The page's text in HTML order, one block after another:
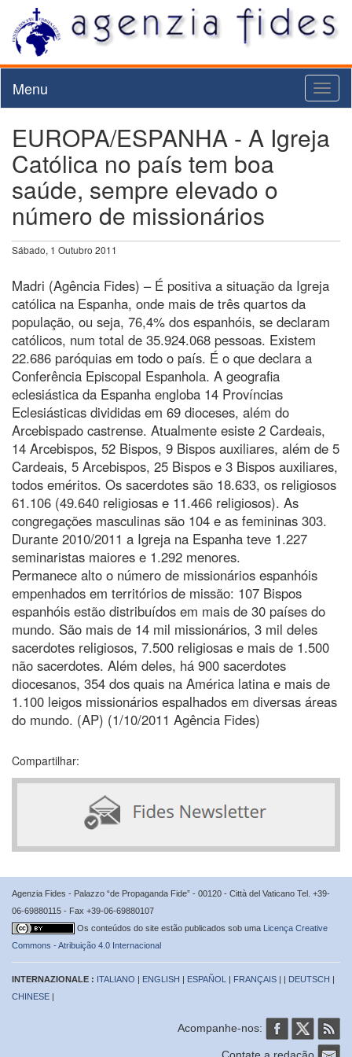
Menu
EUROPA/ESPANHA - A Igreja
Católica no país tem boa
saúde, sempre elevado o
número de missionários
Sábado, 1 Outubro 2011
Madri (Agência Fides) – É positiva a situação da Igreja
católica na Espanha, onde mais de três quartos da
população, ou seja, 76,4% dos espanhóis, se declaram
católicos, num total de 35.924.068 pessoas. Existem
22.686 paróquias em todo o país. É o que declara a
Conferência Episcopal Espanhola. A geografia
eclesiástica da Espanha engloba 14 Províncias
Eclesiásticas divididas em 69 dioceses, além do
Arcebispado castrense. Atualmente esiste 2 Cardeais,
14 Arcebispos, 52 Bispos, 9 Bispos auxiliares, além de 5
Cardeais, 5 Arcebispos, 25 Bispos e 3 Bispos auxiliares,
todos eméritos. Os sacerdotes são 18.633, os religiosos
61.106 (49.640 religiosas e 11.466 religiosos). As
congregações masculinas são 104 e as femininas 303.
Durante 2010/2011 a Igreja na Espanha teve 1.227
seminaristas maiores e 1.292 menores.
Permanece alto o número de missionários espanhóis
empenhados em territórios de missão: 107 Bispos
espanhóis estão distribuídos em mais de 30 países do
mundo. São mais de 14 mil missionários, 3 mil deles
sacerdotes religiosos, 7.500 religiosas e mais de 1.500
não sacerdotes. Além deles, há 900 sacerdotes
diocesanos, 354 dos quais na América latina e mais de
1.100 leigos missionários espalhados em diversas áreas
do mundo. (AP) (1/10/2011 Agência Fides)
Compartilhar:
Agenzia Fides - Palazzo “de Propaganda Fide” - 00120 - Città del Vaticano Tel. +39-
06-69880115 - Fax +39-06-69880107
Os conteúdos do site estão publicados sob uma Licença Creative
Commons - Atribuição 4.0 Internacional
INTERNAZIONALE : ITALIANO | ENGLISH | ESPAÑOL | FRANÇAIS | | DEUTSCH |
CHINESE |
Acompanhe-nos:
Contate a redação